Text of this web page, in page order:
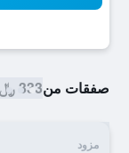
صفقات من333 ﷼
مزود